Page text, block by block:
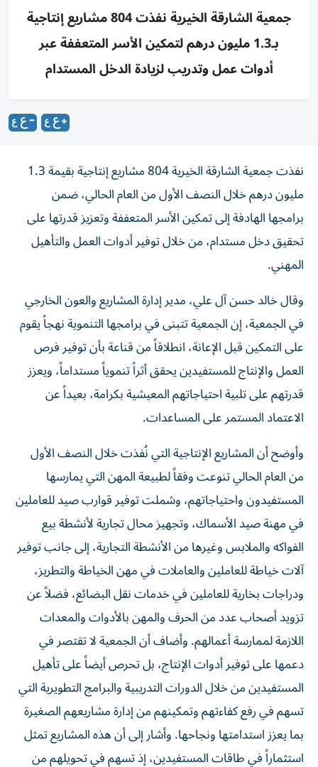
جمعية الشارقة الخيرية نفذت 804 مشاريع إنتاجية
بـ1.3 مليون درهم لتمكين الأسر المتعففة عبر
أدوات عمل وتدريب لزيادة الدخل المستدام
نفذت جمعية الشارقة الخيرية 804 مشاريع إنتاجية بقيمة 1.3
مليون درهم خلال النصف الأول من العام الحالي، ضمن
برامجها الهادفة إلى تمكين الأسر المتعففة وتعزيز قدرتها على
تحقيق دخل مستدام، من خلال توفير أدوات العمل والتأهيل
المهني.
وقال خالد حسن آل علي، مدير إدارة المشاريع والعون الخارجي
في الجمعية، إن الجمعية تتبنى في برامجها التنموية نهجاً يقوم
على التمكين قبل الإعانة، انطلاقاً من قناعة بأن توفير فرص
العمل والإنتاج للمستفيدين يحقق أثراً تنموياً مستداماً، ويعزز
قدرتهم على تلبية احتياجاتهم المعيشية بكرامة، بعيداً عن
الاعتماد المستمر على المساعدات.
وأوضح أن المشاريع الإنتاجية التي نُفذت خلال النصف الأول
من العام الحالي تنوعت وفقاً لطبيعة المهن التي يمارسها
المستفيدون واحتياجاتهم، وشملت توفير قوارب صيد للعاملين
في مهنة صيد الأسماك، وتجهيز محال تجارية لأنشطة بيع
الفواكه والملابس وغيرها من الأنشطة التجارية، إلى جانب توفير
آلات خياطة للعاملين والعاملات في مهن الخياطة والتطريز،
ودراجات بخارية للعاملين في خدمات نقل البضائع، فضلاً عن
تزويد أصحاب عدد من الحرف والمهن بالأدوات والمعدات
اللازمة لممارسة أعمالهم. وأضاف أن الجمعية لا تقتصر في
دعمها على توفير أدوات الإنتاج، بل تحرص أيضاً على تأهيل
المستفيدين من خلال الدورات التدريبية والبرامج التطويرية التي
تسهم في رفع كفاءتهم وتمكينهم من إدارة مشاريعهم الصغيرة
بما يعزز استدامتها ونجاحها. وأشار إلى أن هذه المشاريع تمثل
استثماراً في طاقات المستفيدين، إذ تسهم في تحويلهم من